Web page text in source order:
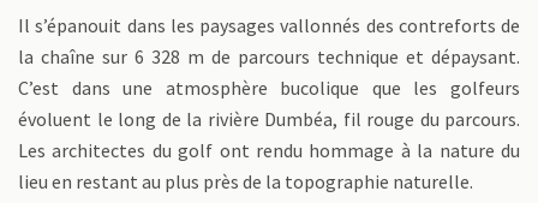
Il s’épanouit dans les paysages vallonnés des contreforts de
la chaîne sur 6 328 m de parcours technique et dépaysant.
C’est dans une atmosphère bucolique que les golfeurs
évoluent le long de la rivière Dumbéa, fil rouge du parcours.
Les architectes du golf ont rendu hommage à la nature du
lieu en restant au plus près de la topographie naturelle.